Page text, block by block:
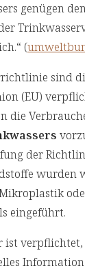
genügen
(
sind
(EU)
die
der
wurden
eingeführt.
ist